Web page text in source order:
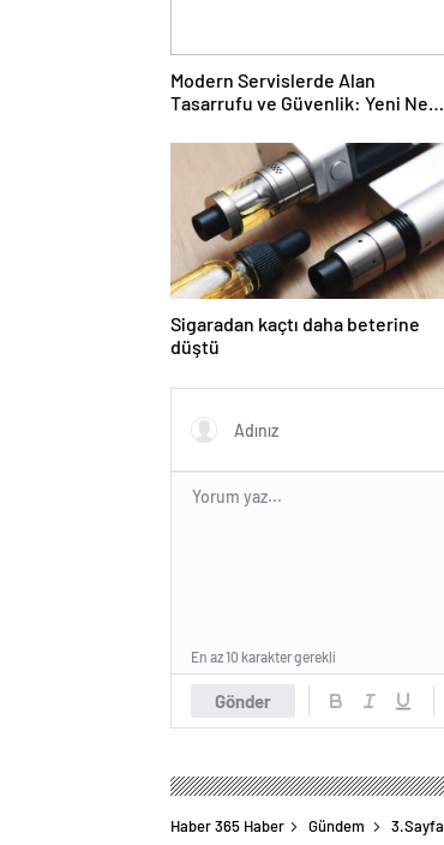
Modern Servislerde Alan
Tasarrufu ve Güvenlik: Yeni Nesil
Sigaradan kaçtı daha beterine
düştü
Gönder
En az 10 karakter gerekli
Haber 365 Haber Gündem 3.Sayfa